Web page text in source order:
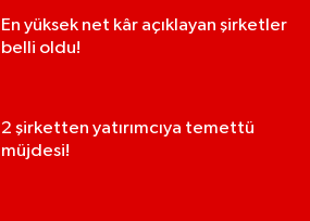
En yüksek net kâr açıklayan şirketler
belli oldu!
2 şirketten yatırımcıya temettü
müjdesi!